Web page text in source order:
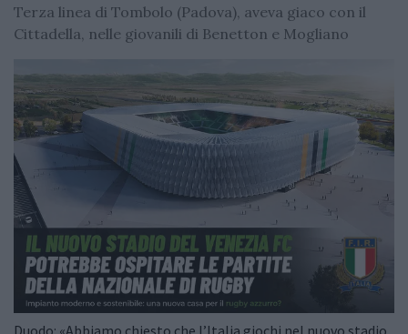
Terza linea di Tombolo (Padova), aveva giaco con il
Cittadella, nelle giovanili di Benetton e Mogliano